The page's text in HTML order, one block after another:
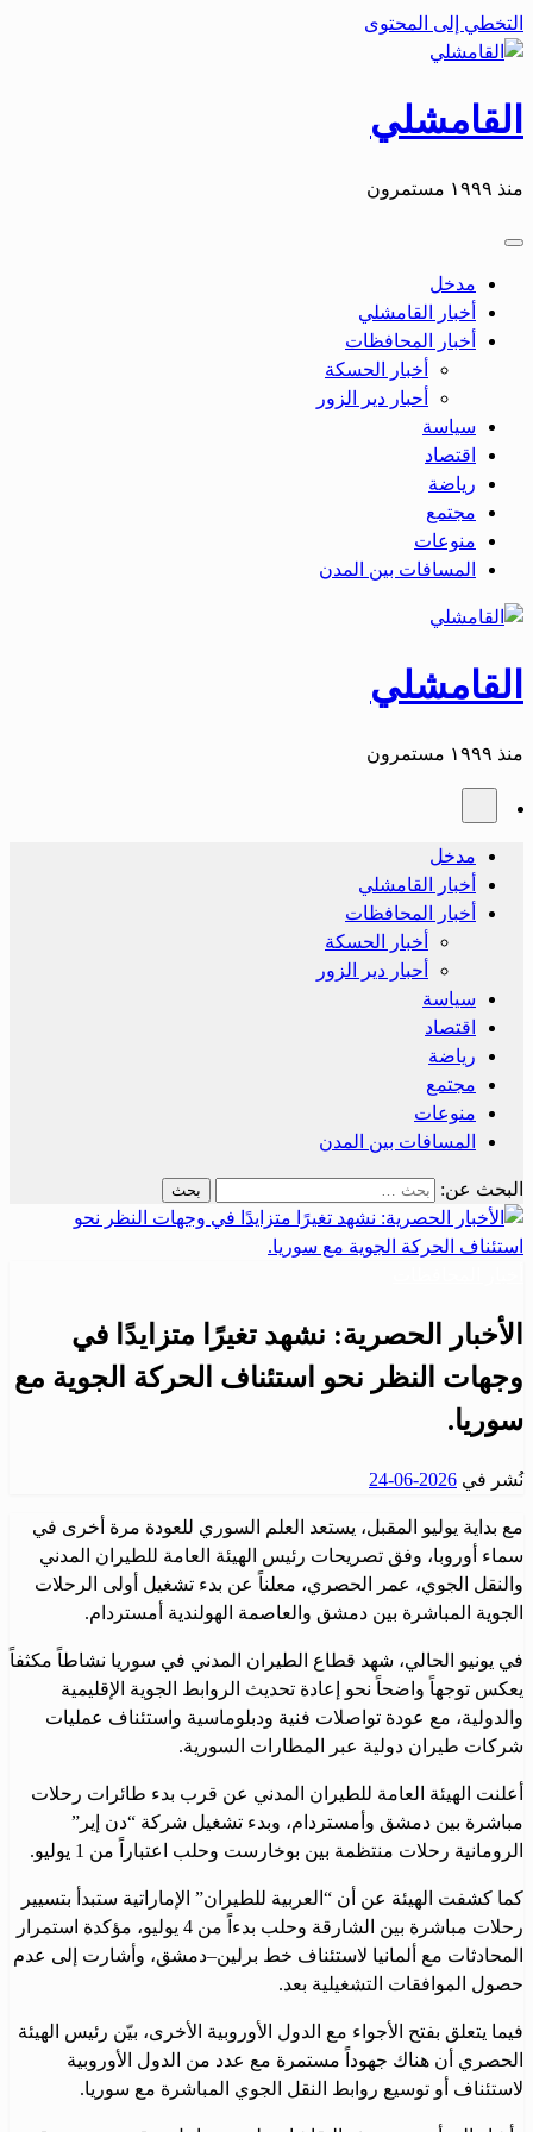
التخطي إلى المحتوى
القامشلي
منذ ١٩٩٩ مستمرون
مدخل
أخبار القامشلي
أخبار المحافظات
أخبار الحسكة
أحبار دير الزور
سياسة
اقتصاد
رياضة
مجتمع
منوعات
المسافات بين المدن
القامشلي
منذ ١٩٩٩ مستمرون
مدخل
أخبار القامشلي
أخبار المحافظات
أخبار الحسكة
أحبار دير الزور
سياسة
اقتصاد
رياضة
مجتمع
منوعات
المسافات بين المدن
البحث عن:
الأخبار الحصرية: نشهد تغيرًا متزايدًا في
وجهات النظر نحو استئناف الحركة الجوية مع
سوريا.
نُشر في 2026-06-24
مع بداية يوليو المقبل، يستعد العلم السوري للعودة مرة أخرى في
سماء أوروبا، وفق تصريحات رئيس الهيئة العامة للطيران المدني
والنقل الجوي، عمر الحصري، معلناً عن بدء تشغيل أولى الرحلات
الجوية المباشرة بين دمشق والعاصمة الهولندية أمستردام.
في يونيو الحالي، شهد قطاع الطيران المدني في سوريا نشاطاً مكثفاً
يعكس توجهاً واضحاً نحو إعادة تحديث الروابط الجوية الإقليمية
والدولية، مع عودة تواصلات فنية ودبلوماسية واستئناف عمليات
شركات طيران دولية عبر المطارات السورية.
أعلنت الهيئة العامة للطيران المدني عن قرب بدء طائرات رحلات
مباشرة بين دمشق وأمستردام، وبدء تشغيل شركة “دن إير”
الرومانية رحلات منتظمة بين بوخارست وحلب اعتباراً من 1 يوليو.
كما كشفت الهيئة عن أن “العربية للطيران” الإماراتية ستبدأ بتسيير
رحلات مباشرة بين الشارقة وحلب بدءاً من 4 يوليو، مؤكدة استمرار
المحادثات مع ألمانيا لاستئناف خط برلين–دمشق، وأشارت إلى عدم
حصول الموافقات التشغيلية بعد.
فيما يتعلق بفتح الأجواء مع الدول الأوروبية الأخرى، بيّن رئيس الهيئة
الحصري أن هناك جهوداً مستمرة مع عدد من الدول الأوروبية
لاستئناف أو توسيع روابط النقل الجوي المباشرة مع سوريا.